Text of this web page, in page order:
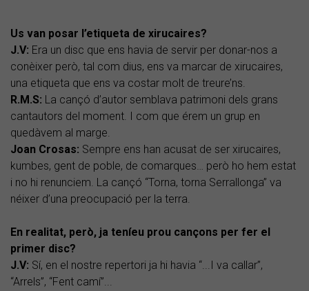
Us van posar l’etiqueta de xirucaires?
J.V: Era un disc que ens havia de servir per donar-nos a
conèixer però, tal com dius, ens va marcar de xirucaires,
una etiqueta que ens va costar molt de treure’ns.
R.M.S: La cançó d’autor semblava patrimoni dels grans
cantautors del moment. I com que érem un grup en
quedàvem al marge.
Joan Crosas: Sempre ens han acusat de ser xirucaires,
kumbes, gent de poble, de comarques… però ho hem estat
i no hi renunciem. La cançó “Torna, torna Serrallonga” va
néixer d’una preocupació per la terra.
En realitat, però, ja teníeu prou cançons per fer el
primer disc?
J.V: Sí, en el nostre repertori ja hi havia “...I va callar”,
“Arrels”, “Fent camí”...